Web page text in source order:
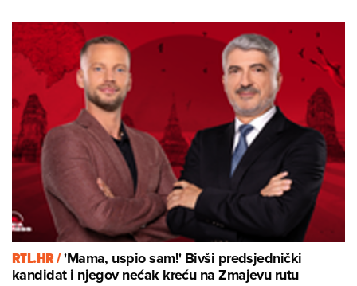
RTL.HR /'Mama, uspio sam!' Bivši predsjednički
kandidat i njegov nećak kreću na Zmajevu rutu